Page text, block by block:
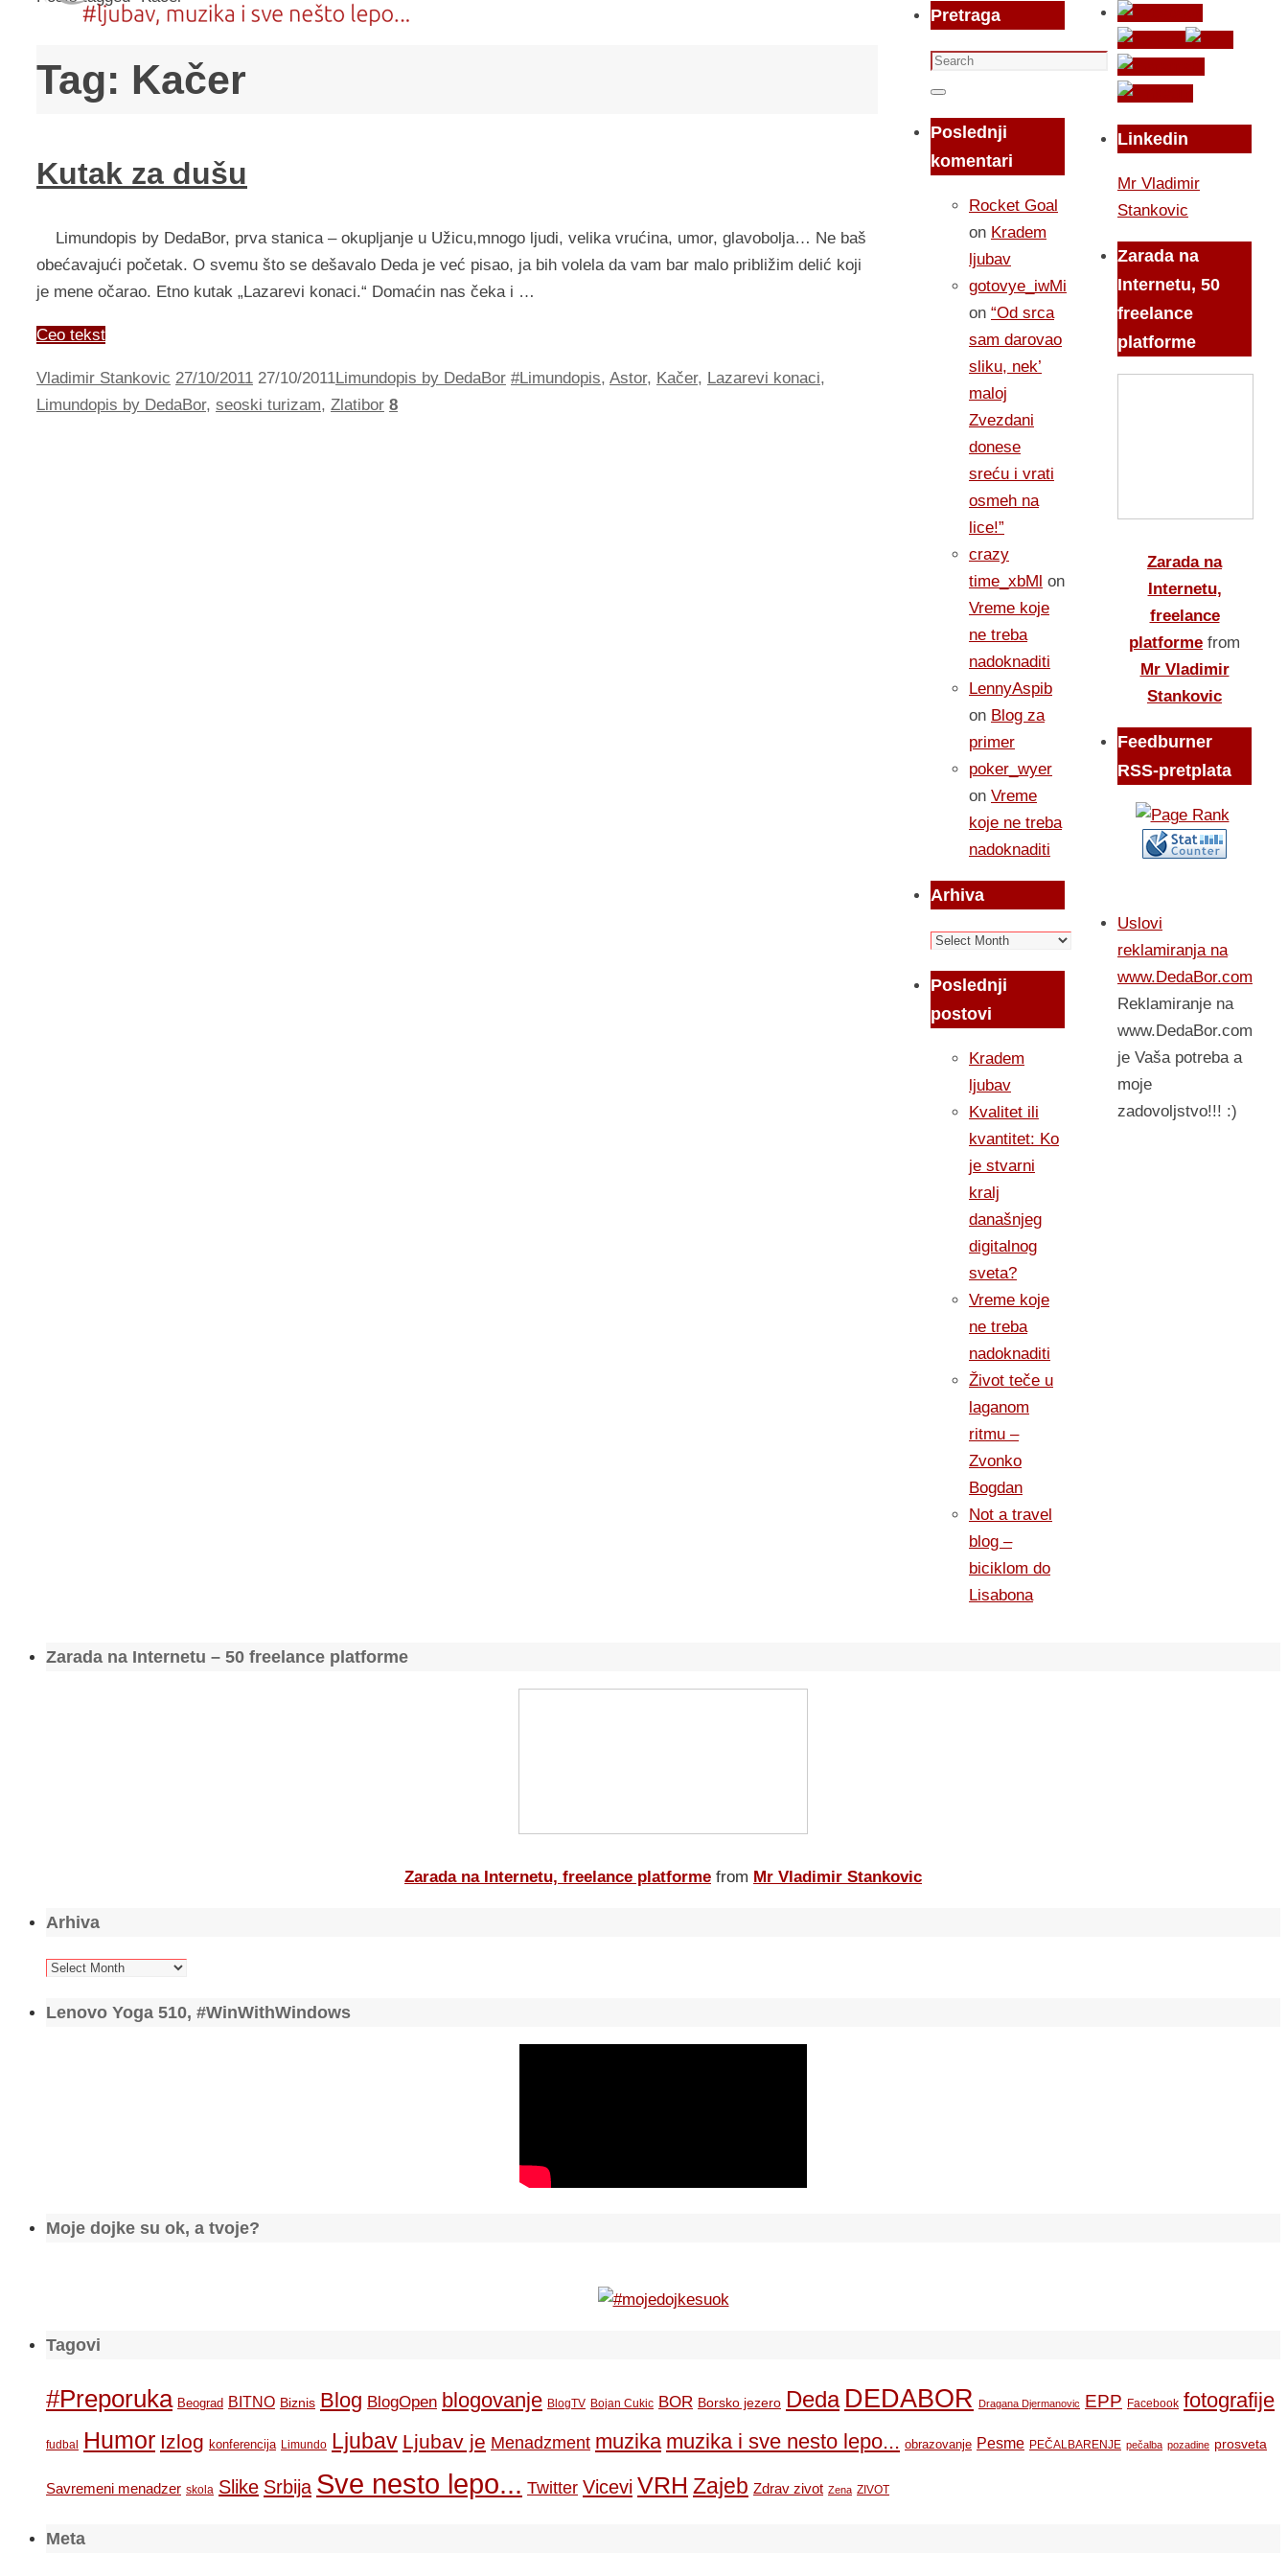
Tag: Kačer
Kutak za dušu
Limundopis by DedaBor, prva stanica – okupljanje u Užicu,mnogo ljudi, velika vrućina, umor, glavobolja… Ne baš
obećavajući početak. O svemu što se dešavalo Deda je već pisao, ja bih volela da vam bar malo približim delić koji
je mene očarao. Etno kutak „Lazarevi konaci.“ Domaćin nas čeka i …
Ceo tekst
Vladimir Stankovic 27/10/2011 27/10/2011Limundopis by DedaBor #Limundopis, Astor, Kačer, Lazarevi konaci,
Limundopis by DedaBor, seoski turizam, Zlatibor 8
Pretraga
Search
for:
Search
Poslednji
komentari
Rocket Goal
on Kradem
ljubav
gotovye_iwMi
on “Od srca
sam darovao
sliku, nek’
maloj
Zvezdani
donese
sreću i vrati
osmeh na
lice!”
crazy
time_xbMl on
Vreme koje
ne treba
nadoknaditi
LennyAspib
on Blog za
primer
poker_wyer
on Vreme
koje ne treba
nadoknaditi
Arhiva
Arhiva
Poslednji
postovi
Kradem
ljubav
Kvalitet ili
kvantitet: Ko
je stvarni
kralj
današnjeg
digitalnog
sveta?
Vreme koje
ne treba
nadoknaditi
Život teče u
laganom
ritmu –
Zvonko
Bogdan
Not a travel
blog –
biciklom do
Lisabona
Linkedin
Mr Vladimir
Stankovic
Zarada na
Internetu, 50
freelance
platforme
Zarada na
Internetu,
freelance
platforme from
Mr Vladimir
Stankovic
Feedburner
RSS-pretplata
Uslovi
reklamiranja na
www.DedaBor.com
Reklamiranje na
www.DedaBor.com
je Vaša potreba a
moje
zadovoljstvo!!! :)
Zarada na Internetu – 50 freelance platforme
Zarada na Internetu, freelance platforme from Mr Vladimir Stankovic
Arhiva
Arhiva
Lenovo Yoga 510, #WinWithWindows
Moje dojke su ok, a tvoje?
Tagovi
#Preporuka Beograd BITNO Biznis Blog BlogOpen blogovanje BlogTV Bojan Cukic BOR Borsko jezero Deda DEDABOR Dragana Djermanovic EPP Facebook fotografije
fudbal Humor Izlog konferencija Limundo Ljubav Ljubav je Menadzment muzika muzika i sve nesto lepo... obrazovanje Pesme PEČALBARENJE pečalba pozadine prosveta
Savremeni menadzer skola Slike Srbija Sve nesto lepo... Twitter Vicevi VRH Zajeb Zdrav zivot Zena ZIVOT
Meta